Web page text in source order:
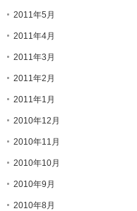
2011年5月
2011年4月
2011年3月
2011年2月
2011年1月
2010年12月
2010年11月
2010年10月
2010年9月
2010年8月